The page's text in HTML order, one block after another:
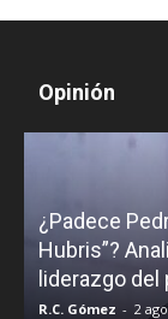
Opinión
¿Padece
Hubris”?
liderazgo
R.C. Gómez - 2